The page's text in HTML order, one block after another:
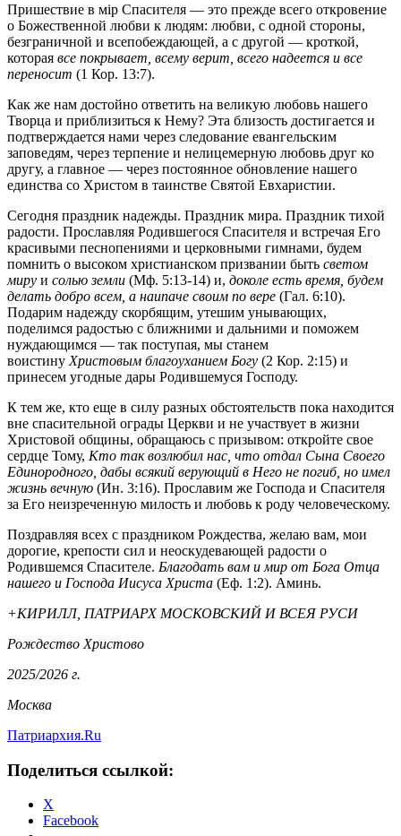
Пришествие в мip Спасителя — это прежде всего откровение
о Божественной любви к людям: любви, с одной стороны,
безграничной и всепобеждающей, а с другой — кроткой,
которая все покрывает, всему верит, всего надеется и все
переносит (1 Кор. 13:7).
Как же нам достойно ответить на великую любовь нашего
Творца и приблизиться к Нему? Эта близость достигается и
подтверждается нами через следование евангельским
заповедям, через терпение и нелицемерную любовь друг ко
другу, а главное — через постоянное обновление нашего
единства со Христом в таинстве Святой Евхаристии.
Сегодня праздник надежды. Праздник мира. Праздник тихой
радости. Прославляя Родившегося Спасителя и встречая Его
красивыми песнопениями и церковными гимнами, будем
помнить о высоком христианском призвании быть светом
миру и солью земли (Мф. 5:13-14) и, доколе есть время, будем
делать добро всем, а наипаче своим по вере (Гал. 6:10).
Подарим надежду скорбящим, утешим унывающих,
поделимся радостью с ближними и дальними и поможем
нуждающимся — так поступая, мы станем
воистину Христовым благоуханием Богу (2 Кор. 2:15) и
принесем угодные дары Родившемуся Господу.
К тем же, кто еще в силу разных обстоятельств пока находится
вне спасительной ограды Церкви и не участвует в жизни
Христовой общины, обращаюсь с призывом: откройте свое
сердце Тому, Кто так возлюбил нас, что отдал Сына Своего
Единородного, дабы всякий верующий в Него не погиб, но имел
жизнь вечную (Ин. 3:16). Прославим же Господа и Спасителя
за Его неизреченную милость и любовь к роду человеческому.
Поздравляя всех с праздником Рождества, желаю вам, мои
дорогие, крепости сил и неоскудевающей радости о
Родившемся Спасителе. Благодать вам и мир от Бога Отца
нашего и Господа Иисуса Христа (Еф. 1:2). Аминь.
+КИРИЛЛ, ПАТРИАРХ МОСКОВСКИЙ И ВСЕЯ РУСИ
Рождество Христово
2025/2026 г.
Москва
Патриархия.Ru
Поделиться ссылкой:
X
Facebook